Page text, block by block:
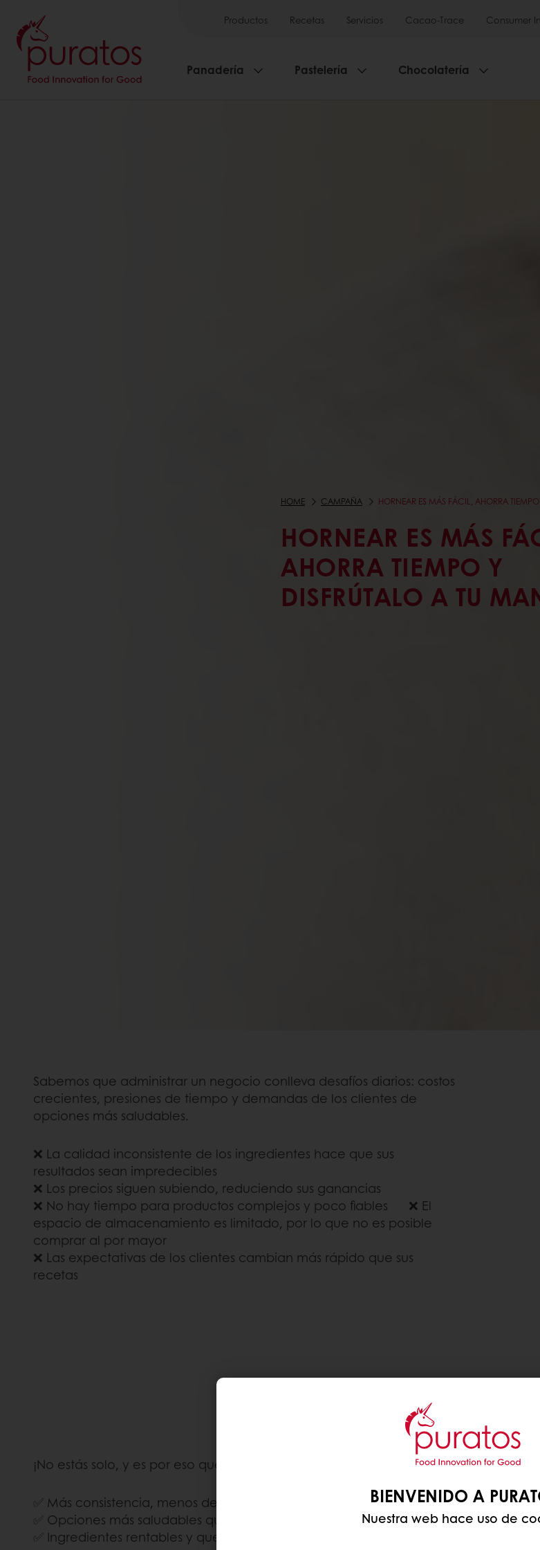
Productos Recetas Servicios Cacao-Trace Consumer
Panadería Pastelería Chocolatería
HOME CAMPAÑA HORNEAR ES MÁS FÁCIL, AHORRA
HORNEAR ES MÁS
AHORRA TIEMPO Y
DISFRÚTALO A TU
Sabemos que administrar un negocio conlleva desafíos diarios: costos
crecientes, presiones de tiempo y demandas de los clientes de
opciones más saludables.
❌ La calidad inconsistente de los ingredientes hace que sus
resultados sean impredecibles
❌ Los precios siguen subiendo, reduciendo sus ganancias
❌ No hay tiempo para productos complejos y poco fiables ❌ El
espacio de almacenamiento es limitado, por lo que no es posible
comprar al por mayor
❌ Las expectativas de los clientes cambian más rápido que sus
recetas
¡No estás solo, y es por eso que estamos aquí para ayudarte!
✅ Más consistencia, menos desperdicio
✅ Opciones más saludables que a los clientes les encantan
✅ Ingredientes rentables y que ahorran tiempo
BIENVENIDO A
Nuestra web hace uso de